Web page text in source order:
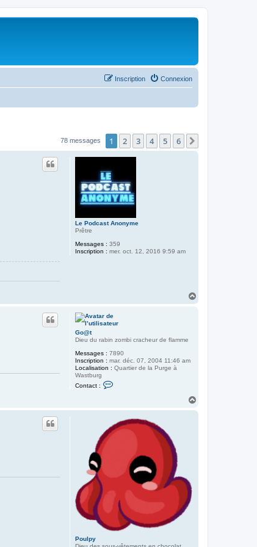
Connexion
Inscription
78 messages 1 2 3 4 5 6
Le Podcast Anonyme
Prêtre
Messages : 359
Inscription : mer. oct. 12, 2016 9:59 am
Go@t
Dieu du rabin zombi cracheur de flamme
Messages : 7890
Inscription : mar. déc. 07, 2004 11:46 am
Localisation : Quartier de la Purge à
Wastburg
Contact :
a
t
e
Poulpy